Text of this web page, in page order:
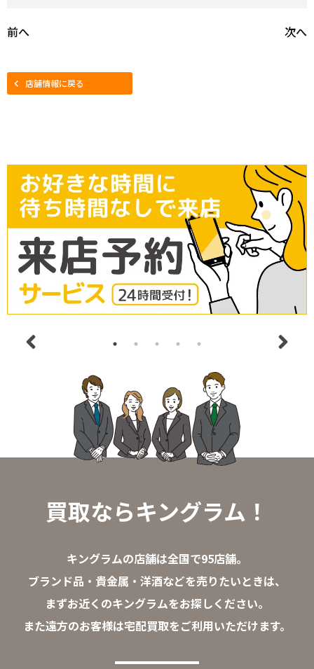
前へ 次へ
店舗情報に戻る
買取ならキングラム！
キングラムの店舗は全国で95店舗。
ブランド品・貴金属・洋酒などを売りたいときは、
まずお近くのキングラムをお探しください。
また遠方のお客様は宅配買取をご利用いただけます。